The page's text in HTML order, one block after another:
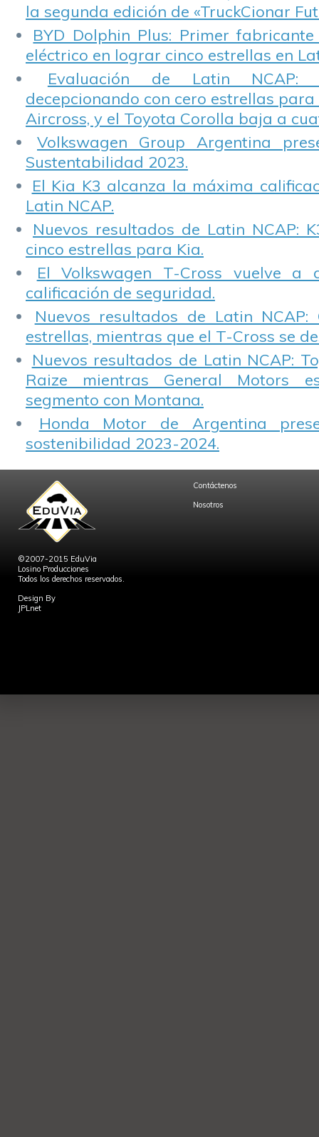
la segunda edición de «TruckCionar
BYD Dolphin Plus: Primer
eléctrico en lograr cinco estrellas en
Evaluación de Latin NCAP:
decepcionando con cero estrellas para
Aircross, y el Toyota Corolla baja a
Volkswagen Group Argentina
Sustentabilidad 2023.
El Kia K3 alcanza la máxima
Latin NCAP.
Nuevos resultados de Latin NCAP:
cinco estrellas para Kia.
El Volkswagen T-Cross vuelve a
calificación de seguridad.
Nuevos resultados de Latin NCAP:
estrellas, mientras que el T-Cross se
Nuevos resultados de Latin NCAP:
Raize mientras General Motors
segmento con Montana.
Honda Motor de Argentina
sostenibilidad 2023-2024.
©2007-2015 EduVia
Losino Producciones
Todos los derechos reservados.
Design By
JPLnet
Contáctenos
Nosotros